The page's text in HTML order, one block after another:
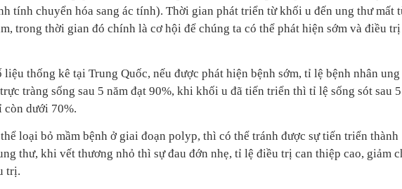
tính chuyển hóa sang ác tính). Thời gian phát triển từ khối u đến ung thư mất
trong thời gian đó chính là cơ hội để chúng ta có thể phát hiện sớm và điều trị
liệu thống kê tại Trung Quốc, nếu được phát hiện bệnh sớm, tỉ lệ bệnh nhân ung
tràng sống sau 5 năm đạt 90%, khi khối u đã tiến triển thì tỉ lệ sống sót sau 5
còn dưới 70%.
loại bỏ mầm bệnh ở giai đoạn polyp, thì có thể tránh được sự tiến triển thành
thư, khi vết thương nhỏ thì sự đau đớn nhẹ, tỉ lệ điều trị can thiệp cao, giảm
trị.